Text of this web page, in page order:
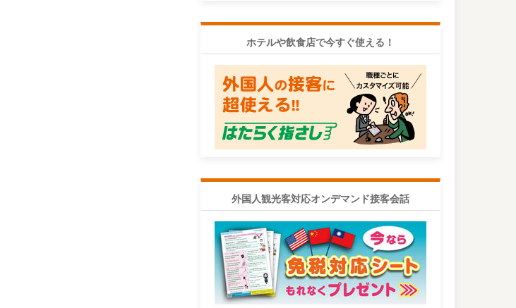
ホテルや飲食店で今すぐ使える！
外国人観光客対応オンデマンド接客会話